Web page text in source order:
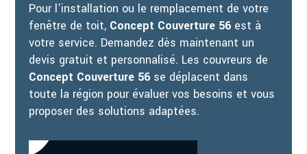
Pour l’installation ou le remplacement de votre
fenêtre de toit, Concept Couverture 56 est à
votre service. Demandez dès maintenant un
devis gratuit et personnalisé. Les couvreurs de
Concept Couverture 56 se déplacent dans
toute la région pour évaluer vos besoins et vous
proposer des solutions adaptées.